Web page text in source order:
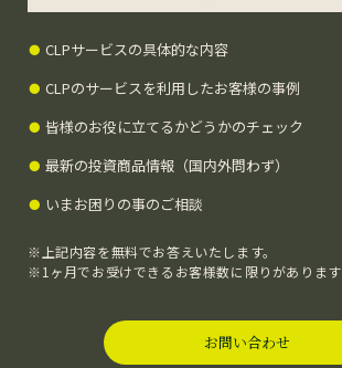
● CLPサービスの具体的な内容
● CLPのサービスを利用したお客様の事例
● 皆様のお役に立てるかどうかのチェック
● 最新の投資商品情報（国内外問わず）
● いまお困りの事のご相談
※上記内容を無料でお答えいたします。
※1ヶ月でお受けできるお客様数に限りがあります
お問い合わせ